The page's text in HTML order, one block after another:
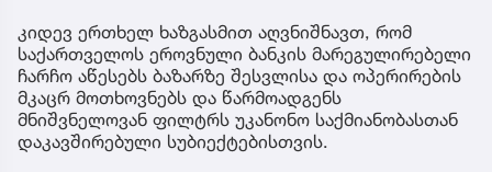
კიდევ ერთხელ ხაზგასმით აღვნიშნავთ, რომ
საქართველოს ეროვნული ბანკის მარეგულირებელი
ჩარჩო აწესებს ბაზარზე შესვლისა და ოპერირების
მკაცრ მოთხოვნებს და წარმოადგენს
მნიშვნელოვან ფილტრს უკანონო საქმიანობასთან
დაკავშირებული სუბიექტებისთვის.